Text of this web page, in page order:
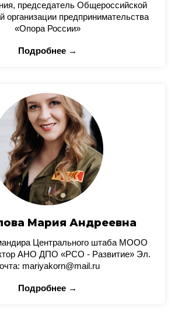
председатель Общероссийской
организации предпринимательства
«Опора России»
Подробнее →
Мария Андреевна
Центрального штаба МООО
АНО ДПО «РСО - Развитие» Эл.
mariyakorn@mail.ru
Подробнее →